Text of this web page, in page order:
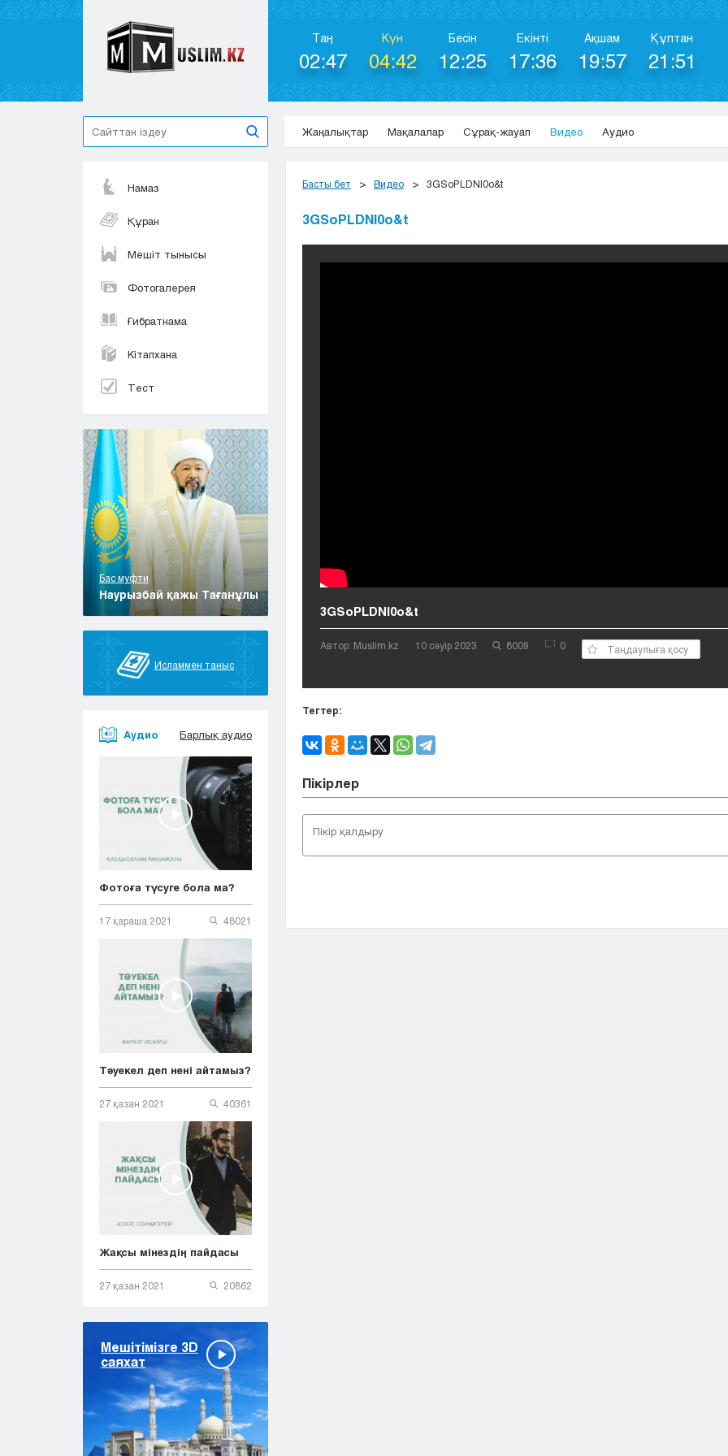
Таң
02:47
Күн
04:42
Бесін
12:25
Екінті
17:36
Ақшам
19:57
Құптан
21:51
Жаңалықтар Мақалалар Сұрақ-жауап Видео Аудио
Намаз
Құран
Мешіт тынысы
Фотогалерея
Ғибратнама
Кітапхана
Тест
Бас муфти
Наурызбай қажы Тағанұлы
Исламмен таныс
Аудио Барлық аудио
Фотоға түсуге бола ма?
17 қараша 2021 48021
Тәуекел деп нені айтамыз?
27 қазан 2021 40361
Жақсы мінездің пайдасы
27 қазан 2021 20862
Мешітімізге 3D
саяхат
Басты бет Видео 3GSoPLDNI0o&t
3GSoPLDNI0o&t
3GSoPLDNI0o&t
Автор: Muslim.kz 10 сәуір 2023 8009 0 Таңдаулыға қосу
Тегтер:
Пікірлер